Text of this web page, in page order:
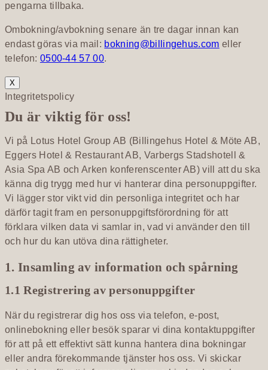
pengarna tillbaka.
Ombokning/avbokning senare än tre dagar innan kan
endast göras via mail: bokning@billingehus.com eller
telefon: 0500-44 57 00.
X
Integritetspolicy
Du är viktig för oss!
Vi på Lotus Hotel Group AB (Billingehus Hotel & Möte AB,
Eggers Hotel & Restaurant AB, Varbergs Stadshotell &
Asia Spa AB och Arken konferenscenter AB) vill att du ska
känna dig trygg med hur vi hanterar dina personuppgifter.
Vi lägger stor vikt vid din personliga integritet och har
därför tagit fram en personuppgiftsförordning för att
förklara vilken data vi samlar in, vad vi använder den till
och hur du kan utöva dina rättigheter.
1. Insamling av information och spårning
1.1 Registrering av personuppgifter
När du registrerar dig hos oss via telefon, e-post,
onlinebokning eller besök sparar vi dina kontaktuppgifter
för att på ett effektivt sätt kunna hantera dina bokningar
eller andra förekommande tjänster hos oss. Vi skickar